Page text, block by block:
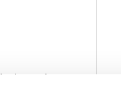
Steak-